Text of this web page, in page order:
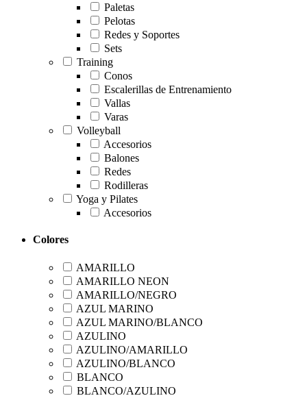
Paletas
Pelotas
Redes y Soportes
Sets
Training
Conos
Escalerillas de Entrenamiento
Vallas
Varas
Volleyball
Accesorios
Balones
Redes
Rodilleras
Yoga y Pilates
Accesorios
Colores
AMARILLO
AMARILLO NEON
AMARILLO/NEGRO
AZUL MARINO
AZUL MARINO/BLANCO
AZULINO
AZULINO/AMARILLO
AZULINO/BLANCO
BLANCO
BLANCO/AZULINO